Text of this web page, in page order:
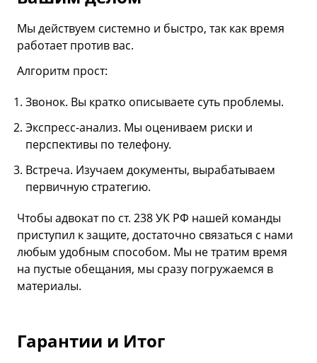
Мы действуем системно и быстро, так как время
работает против вас.
Алгоритм прост:
Звонок. Вы кратко описываете суть проблемы.
Экспресс-анализ. Мы оцениваем риски и
перспективы по телефону.
Встреча. Изучаем документы, вырабатываем
первичную стратегию.
Чтобы адвокат по ст. 238 УК РФ нашей команды
приступил к защите, достаточно связаться с нами
любым удобным способом. Мы не тратим время
на пустые обещания, мы сразу погружаемся в
материалы.
Гарантии и Итог